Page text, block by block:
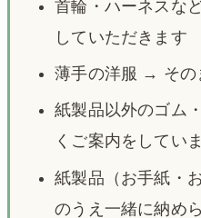
首輪・ハーネスな
していただきます
薄手の洋服 → その
紙製品以外のゴム
くご案内をしてい
紙製品（お手紙・
のうえ一緒に納め